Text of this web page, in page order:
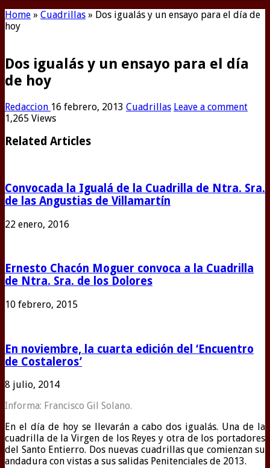
Home » Cuadrillas » Dos igualás y un ensayo para el día de
hoy
Dos igualás y un ensayo para el día
de hoy
Redaccion 16 febrero, 2013 Cuadrillas Leave a comment
1,265 Views
Related Articles
Convocada la Igualá de la Cuadrilla de Ntra. Sra.
de las Angustias de Villamartín
22 enero, 2016
Ernesto Chacón Moguer convoca a la Cuadrilla
de Ntra. Sra. de los Dolores
10 febrero, 2015
En noviembre, la cuarta edición del ‘Encuentro
de Costaleros’
8 julio, 2014
Informa: Francisco Gil Solano.
En el día de hoy se llevarán a cabo dos igualás. Una de la
cuadrilla de la Virgen de los Reyes y otra de los portadores
del Santo Entierro. Dos nuevas cuadrillas que comienzan su
andadura con vistas a sus salidas Penitenciales de 2013.